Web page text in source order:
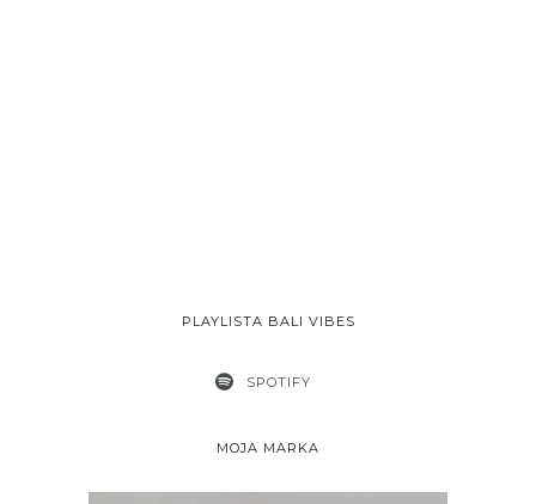
PLAYLISTA BALI VIBES
SPOTIFY
MOJA MARKA